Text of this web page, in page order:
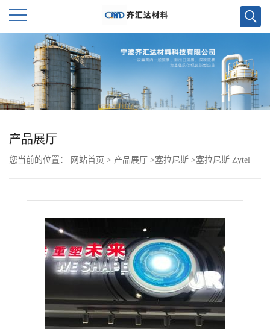
首
页
公
产品展厅
您当前的位置： 网站首页 > 产品展厅 >塞拉尼斯 >塞拉尼斯 Zytel